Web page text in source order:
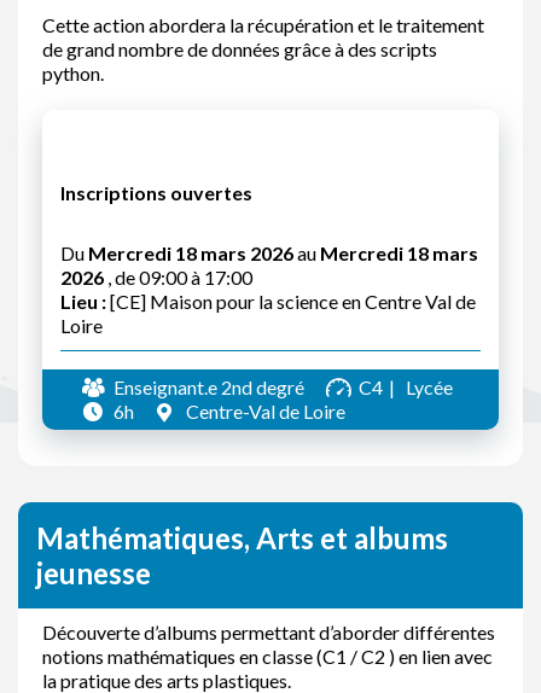
Cette action abordera la récupération et le traitement
de grand nombre de données grâce à des scripts
python.
Inscriptions ouvertes
Du Mercredi 18 mars 2026au Mercredi 18 mars
2026 , de 09:00 à 17:00
Lieu :[CE] Maison pour la science en Centre Val de
Loire
Enseignant.e 2nd degré C4
Lycée
6h
Centre-Val de Loire
Mathématiques, Arts et albums
jeunesse
Découverte d’albums permettant d’aborder différentes
notions mathématiques en classe (C1 / C2 ) en lien avec
la pratique des arts plastiques.